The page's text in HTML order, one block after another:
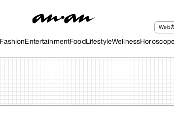
Fashion EntertainmentFood LifestyleWellness
Web